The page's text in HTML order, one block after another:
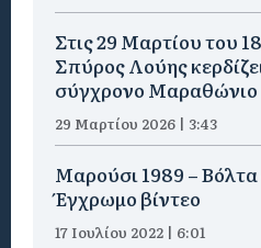
Στις 29 Μαρτίου του
Σπύρος Λούης
σύγχρονο Μαραθώνιο
29 Μαρτίου 2026 | 3:43
Μαρούσι 1989 –
Έγχρωμο βίντεο
17 Ιουλίου 2022 | 6:01